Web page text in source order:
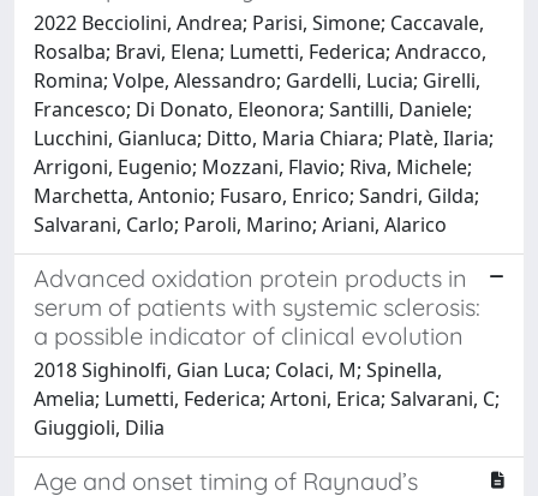
2022 Becciolini, Andrea; Parisi, Simone; Caccavale,
Rosalba; Bravi, Elena; Lumetti, Federica; Andracco,
Romina; Volpe, Alessandro; Gardelli, Lucia; Girelli,
Francesco; Di Donato, Eleonora; Santilli, Daniele;
Lucchini, Gianluca; Ditto, Maria Chiara; Platè, Ilaria;
Arrigoni, Eugenio; Mozzani, Flavio; Riva, Michele;
Marchetta, Antonio; Fusaro, Enrico; Sandri, Gilda;
Salvarani, Carlo; Paroli, Marino; Ariani, Alarico
Advanced oxidation protein products in
serum of patients with systemic sclerosis:
a possible indicator of clinical evolution
2018 Sighinolfi, Gian Luca; Colaci, M; Spinella,
Amelia; Lumetti, Federica; Artoni, Erica; Salvarani, C;
Giuggioli, Dilia
Age and onset timing of Raynaud’s